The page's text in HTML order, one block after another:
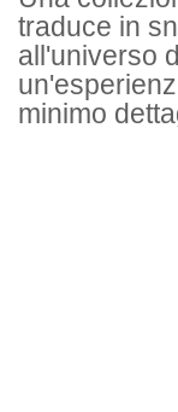
traduce in
all'universo
minimo